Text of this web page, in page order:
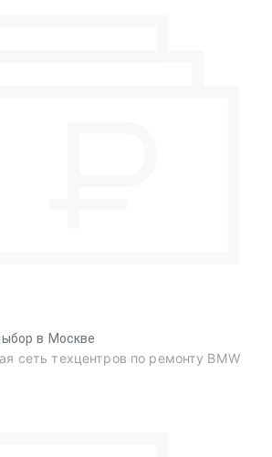
в Москве
сеть техцентров по ремонту BMW